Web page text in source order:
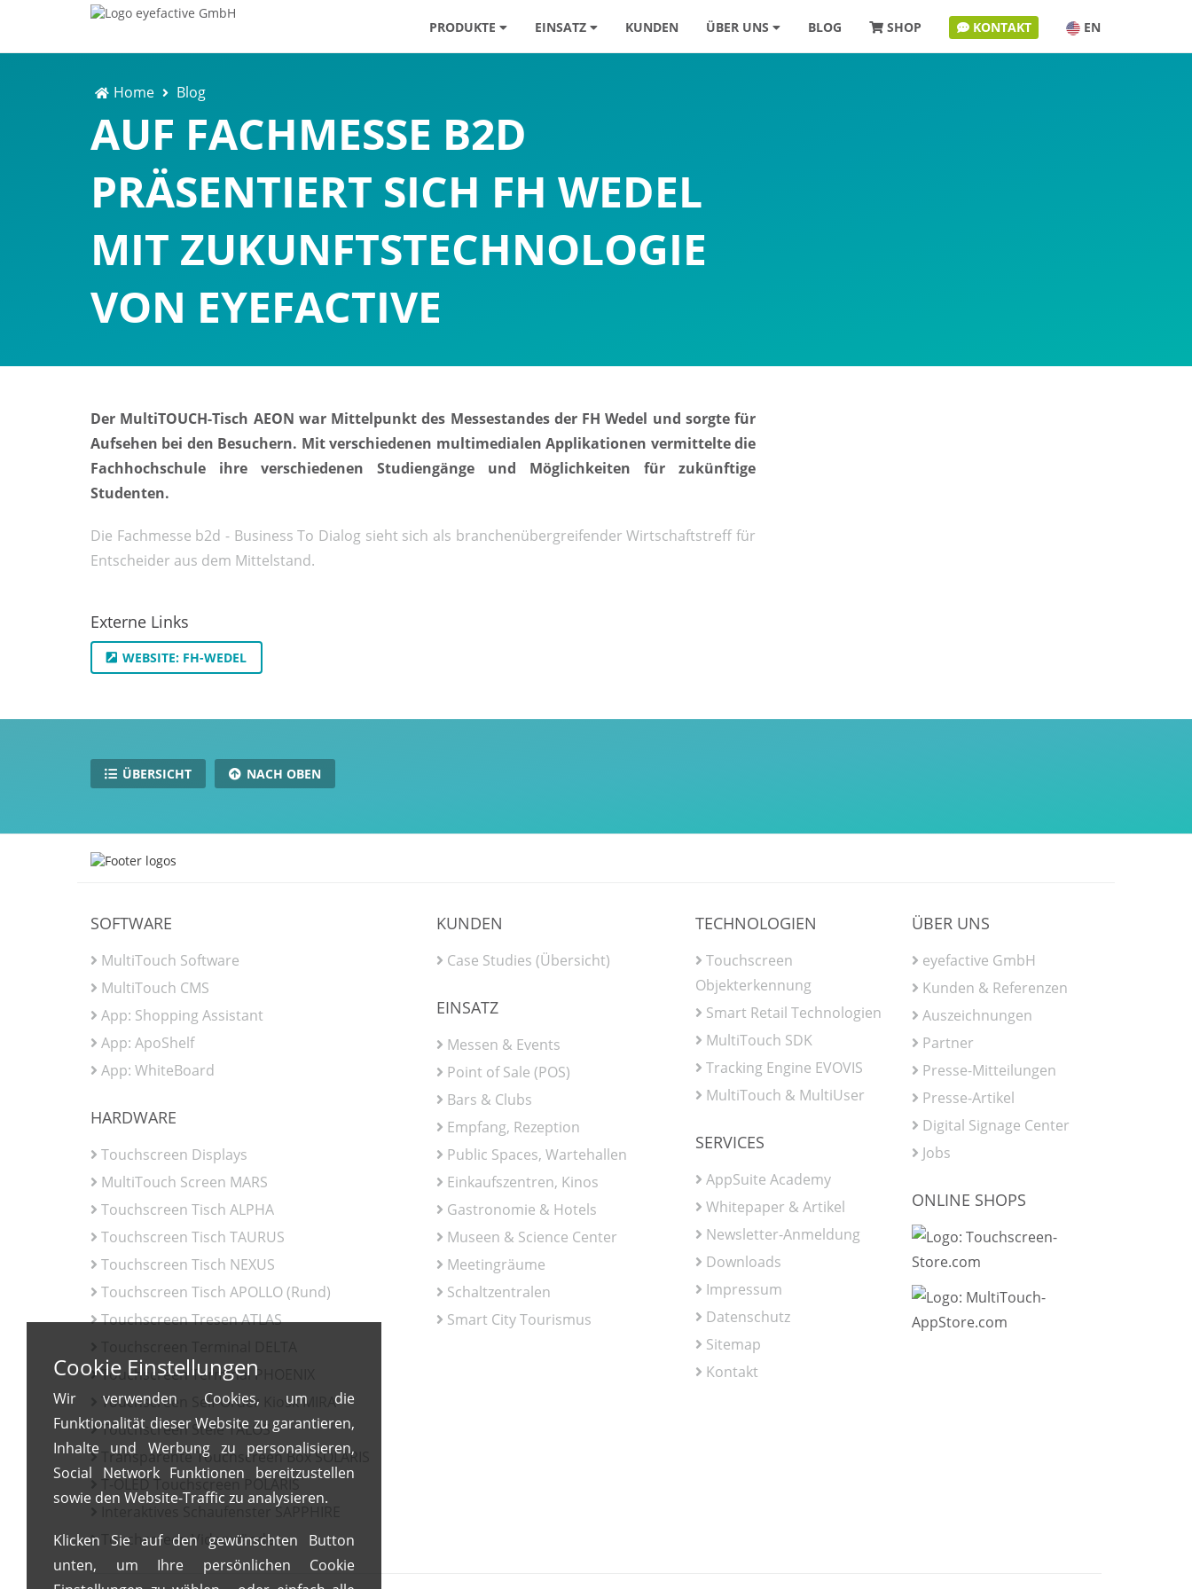
PRODUKTE EINSATZ KUNDEN ÜBER UNS BLOG SHOP KONTAKT EN
Home Blog
AUF FACHMESSE B2D
PRÄSENTIERT SICH FH WEDEL
MIT ZUKUNFTSTECHNOLOGIE
VON EYEFACTIVE
Der MultiTOUCH-Tisch AEON war Mittelpunkt des Messestandes der FH Wedel und sorgte für
Aufsehen bei den Besuchern. Mit verschiedenen multimedialen Applikationen vermittelte die
Fachhochschule ihre verschiedenen Studiengänge und Möglichkeiten für zukünftige
Studenten.
Die Fachmesse b2d - Business To Dialog sieht sich als branchenübergreifender Wirtschaftstreff für
Entscheider aus dem Mittelstand.
Externe Links
WEBSITE: FH-WEDEL
ÜBERSICHT NACH OBEN
SOFTWARE
MultiTouch Software
MultiTouch CMS
App: Shopping Assistant
App: ApoShelf
App: WhiteBoard
HARDWARE
Touchscreen Displays
MultiTouch Screen MARS
Touchscreen Tisch ALPHA
Touchscreen Tisch TAURUS
Touchscreen Tisch NEXUS
Touchscreen Tisch APOLLO (Rund)
Touchscreen Tresen ATLAS
Touchscreen Terminal PHOENIX
Touchscreen Self-Order Kiosk MIRA
Touchscreen Stele TALOS
Transparente Touchscreen Box SOLARIS
T-OLED Touchscreen POLARIS
Interaktives Schaufenster SAPPHIRE
Touchscreen Videowände
KUNDEN
Case Studies (Übersicht)
EINSATZ
Messen & Events
Point of Sale (POS)
Bars & Clubs
Empfang, Rezeption
Public Spaces, Wartehallen
Einkaufszentren, Kinos
Gastronomie & Hotels
Museen & Science Center
Meetingräume
Schaltzentralen
Smart City Tourismus
TECHNOLOGIEN
Touchscreen
Objekterkennung
Smart Retail Technologien
MultiTouch SDK
Tracking Engine EVOVIS
MultiTouch & MultiUser
SERVICES
AppSuite Academy
Whitepaper & Artikel
Newsletter-Anmeldung
Downloads
Impressum
Datenschutz
Sitemap
Kontakt
ÜBER UNS
eyefactive GmbH
Kunden & Referenzen
Auszeichnungen
Partner
Presse-Mitteilungen
Presse-Artikel
Digital Signage Center
Jobs
ONLINE SHOPS
Cookie Einstellungen
Wir verwenden Cookies, um die
Funktionalität dieser Website zu garantieren,
Inhalte und Werbung zu personalisieren,
Social Network Funktionen bereitzustellen
sowie den Website-Traffic zu analysieren.
Klicken Sie auf den gewünschten Button
unten, um Ihre persönlichen Cookie